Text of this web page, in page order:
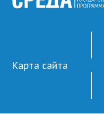
Карта сайта